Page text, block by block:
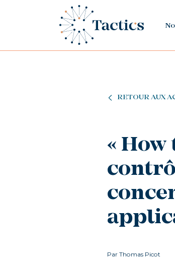
RETOUR AUX
«
Par Thomas Picot